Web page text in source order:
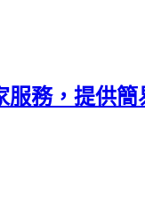
務，提供